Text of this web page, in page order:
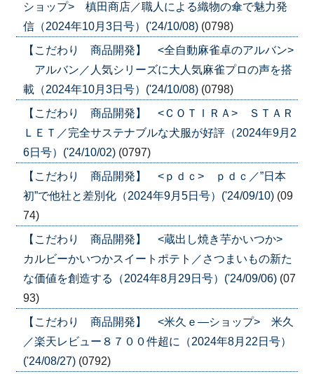
ショップ> 槙田商店／職人による織物の傘で魅力発
信（2024年10月3日号）('24/10/08) (0798)
【こだわり 商品開発】 <全自動麻雀卓のアルバン>
アルバン／人気シリーズに大人気麻雀プロの声を搭
載（2024年10月3日号）('24/10/08) (0798)
【こだわり 商品開発】 <ＣＯＴＩＲＡ> ＳＴＡＲ
ＬＥＴ／完全サステナブルな犬服が好評（2024年9月2
6日号）('24/10/02) (0797)
【こだわり 商品開発】 <ｐｄｃ> ｐｄｃ／”日本
初”で他社と差別化（2024年9月5日号）('24/09/10) (09
74)
【こだわり 商品開発】 <蔵出し焼き芋かいつか>
カルビーかいつかスイートポテト／さつまいもの新た
な価値を創造する（2024年8月29日号）('24/09/06) (07
93)
【こだわり 商品開発】 <米久ｅ―ショップ> 米久
／楽天レビュー８７００件超に（2024年8月22日号）
('24/08/27) (0792)